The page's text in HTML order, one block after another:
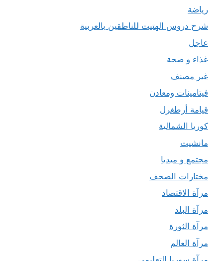
رياضة
شرح دروس الهتيت للناطقين بالعربية
عاجل
غذاء و صحة
غير مصنف
فيتامينات ومعادن
قيامة أرطغرل
كوريا الشمالية
مانشيت
مجتمع و ميديا
مختارات الصحف
مرآة الاقتصاد
مرآة البلد
مرآة الثورة
مرآة العالم